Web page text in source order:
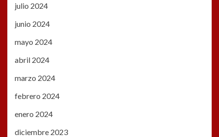
julio 2024
junio 2024
mayo 2024
abril 2024
marzo 2024
febrero 2024
enero 2024
diciembre 2023